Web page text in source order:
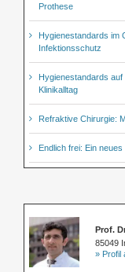
Prothese
Hygienestandards im
Infektionsschutz
Hygienestandards
Klinikalltag
Refraktive Chirurgie:
Endlich frei: Ein
Prof.
85049
» Profil